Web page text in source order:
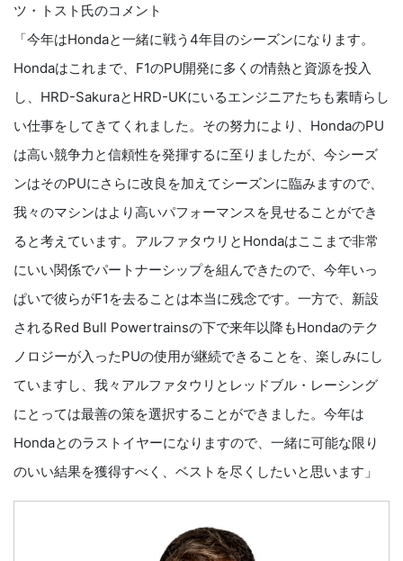
ツ・トスト氏のコメント
「今年はHondaと一緒に戦う4年目のシーズンになります。
Hondaはこれまで、F1のPU開発に多くの情熱と資源を投入
し、HRD-SakuraとHRD-UKにいるエンジニアたちも素晴らし
い仕事をしてきてくれました。その努力により、HondaのPU
は高い競争力と信頼性を発揮するに至りましたが、今シーズ
ンはそのPUにさらに改良を加えてシーズンに臨みますので、
我々のマシンはより高いパフォーマンスを見せることができ
ると考えています。アルファタウリとHondaはここまで非常
にいい関係でパートナーシップを組んできたので、今年いっ
ぱいで彼らがF1を去ることは本当に残念です。一方で、新設
されるRed Bull Powertrainsの下で来年以降もHondaのテク
ノロジーが入ったPUの使用が継続できることを、楽しみにし
ていますし、我々アルファタウリとレッドブル・レーシング
にとっては最善の策を選択することができました。今年は
Hondaとのラストイヤーになりますので、一緒に可能な限り
のいい結果を獲得すべく、ベストを尽くしたいと思います」